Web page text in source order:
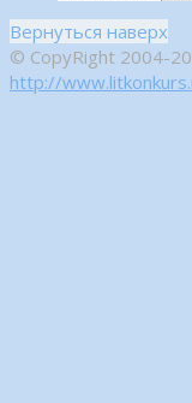
Вернуться наверх
© CopyRight 2004-
http://